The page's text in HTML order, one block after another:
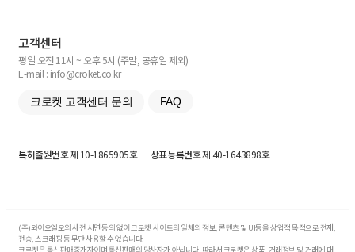
고객센터
평일 오전 11시 ~ 오후 5시 (주말, 공휴일 제외)
E-mail : info@croket.co.kr
크로켓 고객센터 문의 FAQ
특허출원번호제 10-1865905호 상표등록번호제 40-1643898호
(주)와이오엘오의 사전 서면 동의 없이 크로켓 사이트의 일체의 정보, 콘텐츠 및 UI등을 상업적 목적으로 전재,
전송, 스크래핑 등 무단 사용할 수 없습니다.